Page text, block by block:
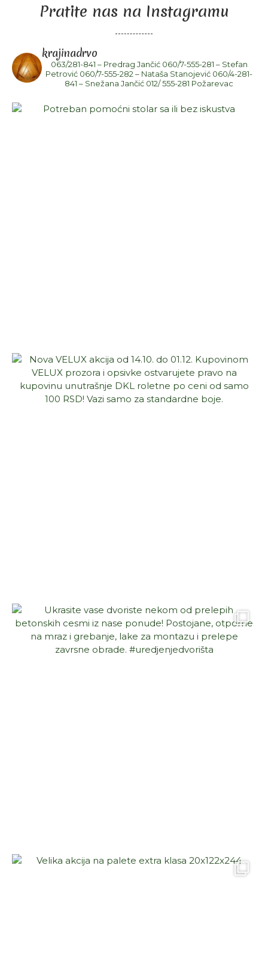
Pratite nas na Instagramu
krajinadrvo
063/281-841 – Predrag Jančić060/7-555-281 – Stefan
Petrović 060/7-555-282 – Nataša Stanojević 060/4-281-
841 – Snežana Jančić 012/ 555-281 Požarevac